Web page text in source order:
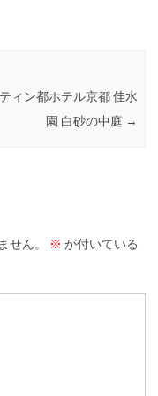
ィン都ホテル京都 佳水
園 白砂の中庭 →
せん。 ※ が付いている